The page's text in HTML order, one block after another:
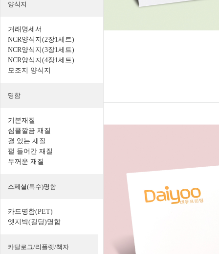
양식지
거래명세서
NCR양식지(2장1세트)
NCR양식지(3장1세트)
NCR양식지(4장1세트)
모조지 양식지
명함
기본재질
심플깔끔 재질
결 있는 재질
펄 들어간 재질
두꺼운 재질
스페셜(특수)명함
카드명함(PET)
엣지박(길딩)명함
카탈로그/리플렛/책자